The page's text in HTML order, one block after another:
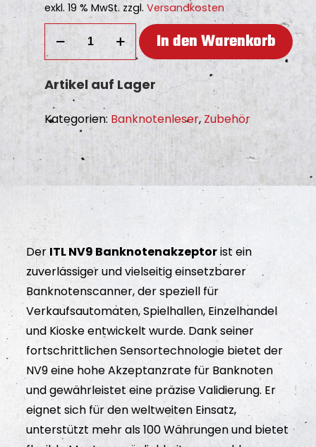
exkl. 19 % MwSt. zzgl. Versandkosten
NV9
Banknotenakzeptor
Menge
In den Warenkorb
Artikel auf Lager
Kategorien: Banknotenleser, Zubehör
DerITL NV9 Banknotenakzeptorist ein
zuverlässiger und vielseitig einsetzbarer
Banknotenscanner, der speziell für
Verkaufsautomaten, Spielhallen, Einzelhandel
und Kioske entwickelt wurde. Dank seiner
fortschrittlichen Sensortechnologie bietet der
NV9 eine hohe Akzeptanzrate für Banknoten
und gewährleistet eine präzise Validierung. Er
eignet sich für den weltweiten Einsatz,
unterstützt mehr als 100 Währungen und bietet